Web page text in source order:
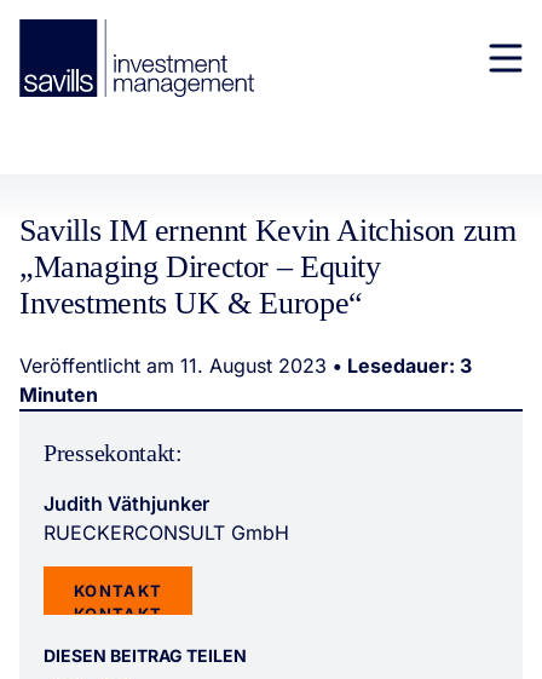
Savills IM ernennt Kevin Aitchison zum
„Managing Director – Equity
Investments UK & Europe“
Veröffentlicht am 11. August 2023 • Lesedauer: 3
Minuten
Pressekontakt:
Judith Väthjunker
RUECKERCONSULT GmbH
KONTAKT
KONTAKT
DIESEN BEITRAG TEILEN